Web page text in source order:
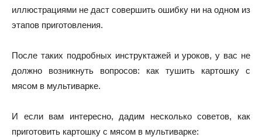
иллюстрациями не даст совершить ошибку ни на одном из
этапов приготовления.
После таких подробных инструктажей и уроков, у вас не
должно возникнуть вопросов: как тушить картошку с
мясом в мультиварке.
И если вам интересно, дадим несколько советов, как
приготовить картошку с мясом в мультиварке: